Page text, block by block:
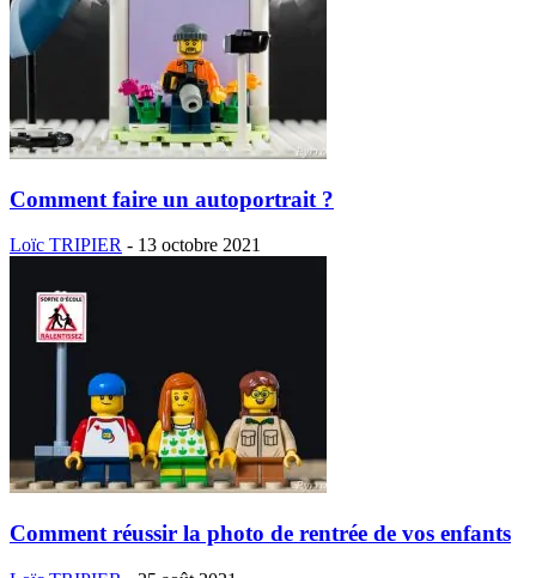
Comment faire un autoportrait ?
Loïc TRIPIER - 13 octobre 2021
Comment réussir la photo de rentrée de vos enfants